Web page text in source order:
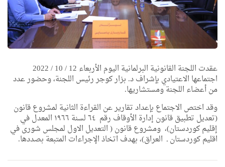
عقدت اللجنة القانونية البرلمانية اليوم الأربعاء 12 / 10 / 2022
اجتماعها الاعتيادي بإشراف د. بزار كوجر رئيس اللجنة، وحضور عدد
من أعضاء اللجنة ومستشاريها.
وقد اختص الاجتماع بإعداد تقارير عن القراءة الثانية لمشروع قانون
(تعديل تطبيق قانون إدارة الأوقاف رقم ٦٤ لسنة ١٩٦٦ المعدل في
إقليم كوردستان)، ومشروع قانون ( التعديل الاول لمجلس شورى في
اقليم كوردستان ـ العراق)، بهدف اتخاذ الإجراءات المتبعة بصددها.